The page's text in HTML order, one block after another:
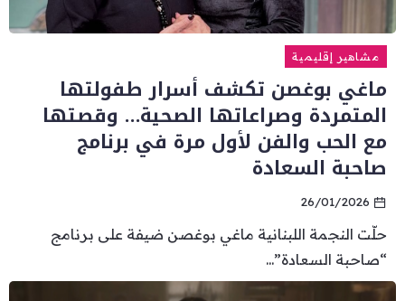
مشاهير إقليمية
ماغي بوغصن تكشف أسرار طفولتها
المتمردة وصراعاتها الصحية… وقصتها
مع الحب والفن لأول مرة في برنامج
صاحبة السعادة
26/01/2026
حلّت النجمة اللبنانية ماغي بوغصن ضيفة على برنامج
“صاحبة السعادة”...